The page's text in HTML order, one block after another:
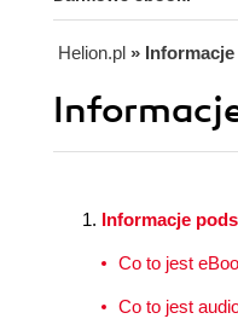
Helion.pl »
Informacje
Co to jest
Co to jest